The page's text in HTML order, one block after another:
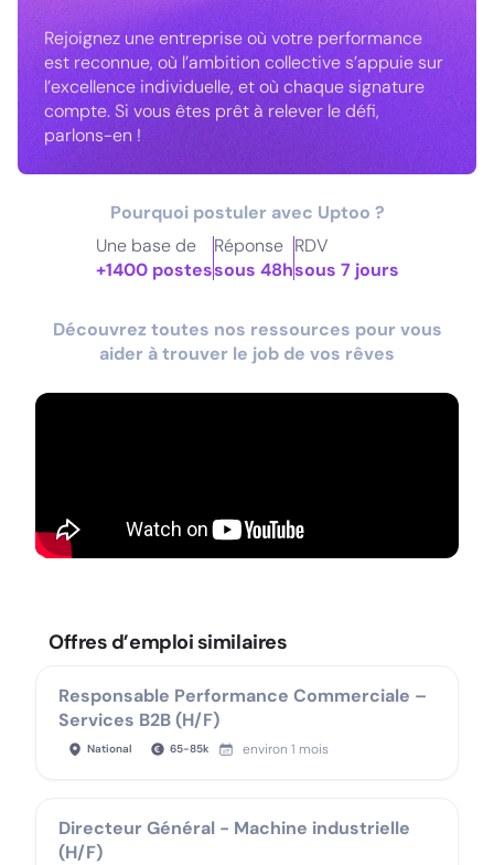
Rejoignez une entreprise où votre performance
est reconnue, où l’ambition collective s’appuie sur
l’excellence individuelle, et où chaque signature
compte. Si vous êtes prêt à relever le défi,
parlons-en !
Pourquoi postuler avec Uptoo ?
Une base de
+1400 postes
Réponse
sous 48h
RDV
sous 7 jours
Découvrez toutes nos ressources pour vous
aider à trouver le job de vos rêves
Offres d’emploi similaires
Responsable Performance Commerciale –
Services B2B (H/F)
National 65-85k environ 1 mois
Directeur Général - Machine industrielle
(H/F)